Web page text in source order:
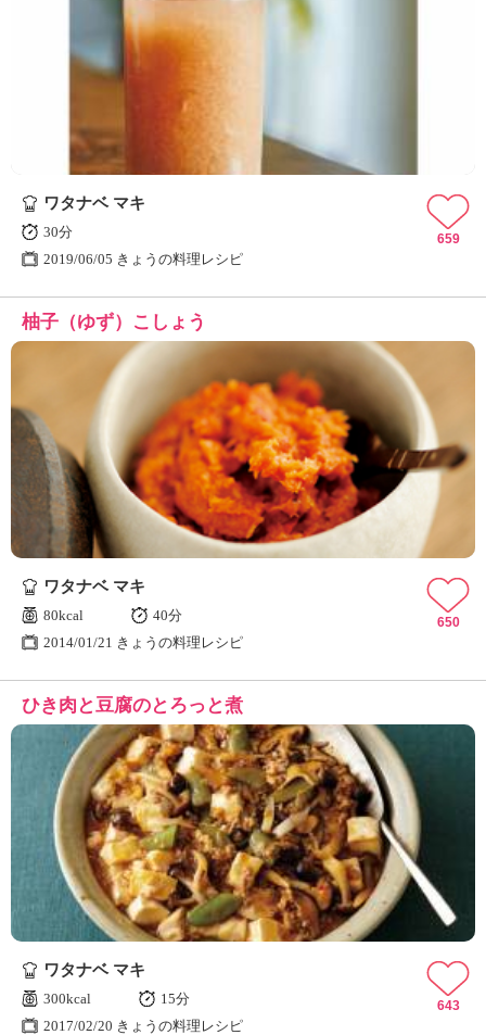
ワタナベ マキ
30分
2019/06/05 きょうの料理レシピ
659
柚子（ゆず）こしょう
ワタナベ マキ
80kcal
40分
2014/01/21 きょうの料理レシピ
650
ひき肉と豆腐のとろっと煮
ワタナベ マキ
300kcal
15分
2017/02/20 きょうの料理レシピ
643